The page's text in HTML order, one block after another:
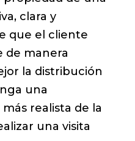
clara y
que el cliente
de manera
la distribución
una
realista de la
una visita